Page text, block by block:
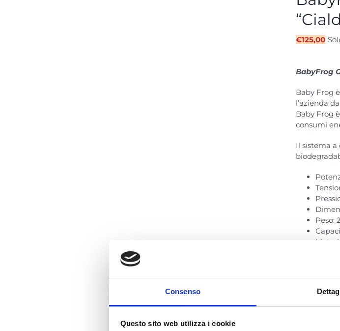
Consenso
Questo sito web utilizza i cookie
€125,00
BabyFrog
Baby Frog
l’azienda
Baby Frog
consumi
Il sistema a
Peso:
-